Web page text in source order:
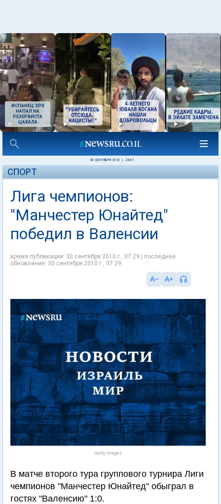
ИСПАНЕЦ ЗРЯ
НАПАЛ НА
РЕЗЕРВИСТА
ЦАХАЛА
30 СЕНТЯБРЯ 2010 23:01
СПОРТ
Лига чемпионов:
"Манчестер Юнайтед"
победил в Валенсии
время публикации: 30 сентября 2010 г., 07:29 | последнее
обновление: 30 сентября 2010 г., 07:29
Getty Images
В матче второго тура группового турнира Лиги
чемпионов "Манчестер Юнайтед" обыграл в
гостях "Валенсию" 1:0.